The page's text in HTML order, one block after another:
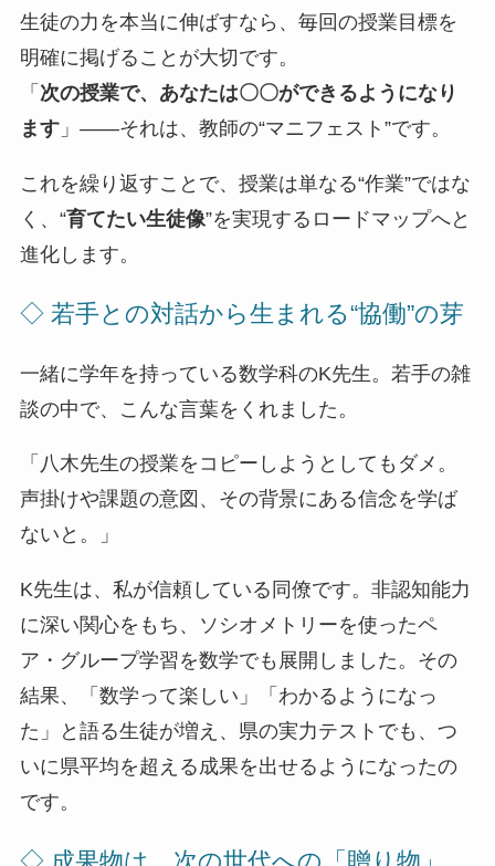
生徒の力を本当に伸ばすなら、毎回の授業目標を
明確に掲げることが大切です。
「 次の授業で、あなたは〇〇ができるようになり
ます」――それは、教師の“マニフェスト”です。
これを繰り返すことで、授業は単なる“作業”ではな
く、“育てたい生徒像”を実現するロードマップへと
進化します。
◇ 若手との対話から生まれる“協働”の芽
一緒に学年を持っている数学科のK先生。若手の雑
談の中で、こんな言葉をくれました。
「八木先生の授業をコピーしようとしてもダメ。
声掛けや課題の意図、その背景にある信念を学ば
ないと。」
K先生は、私が信頼している同僚です。非認知能力
に深い関心をもち、ソシオメトリーを使ったペ
ア・グループ学習を数学でも展開しました。その
結果、「数学って楽しい」「わかるようになっ
た」と語る生徒が増え、県の実力テストでも、つ
いに県平均を超える成果を出せるようになったの
です。